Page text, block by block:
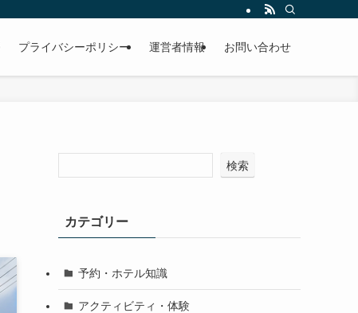
プライバシーポリシー 運営者情報 お問い合わせ
検索
カテゴリー
予約・ホテル知識
アクティビティ・体験